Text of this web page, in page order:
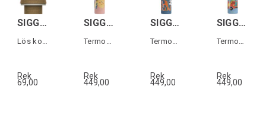
SIGG SCREW TOP TRAVELLER MYPLANET Brun
Rek
69,00
SIGG SHIELD THERM ONE KIDS Sunshine 0,5L
Rek
449,00
SIGG SHIELD THERM ONE KIDS Ballgame 0,5L
Rek
449,00
SIGG SHIELD THERM ONE KIDS Pompiers 0,5L
Rek
449,00